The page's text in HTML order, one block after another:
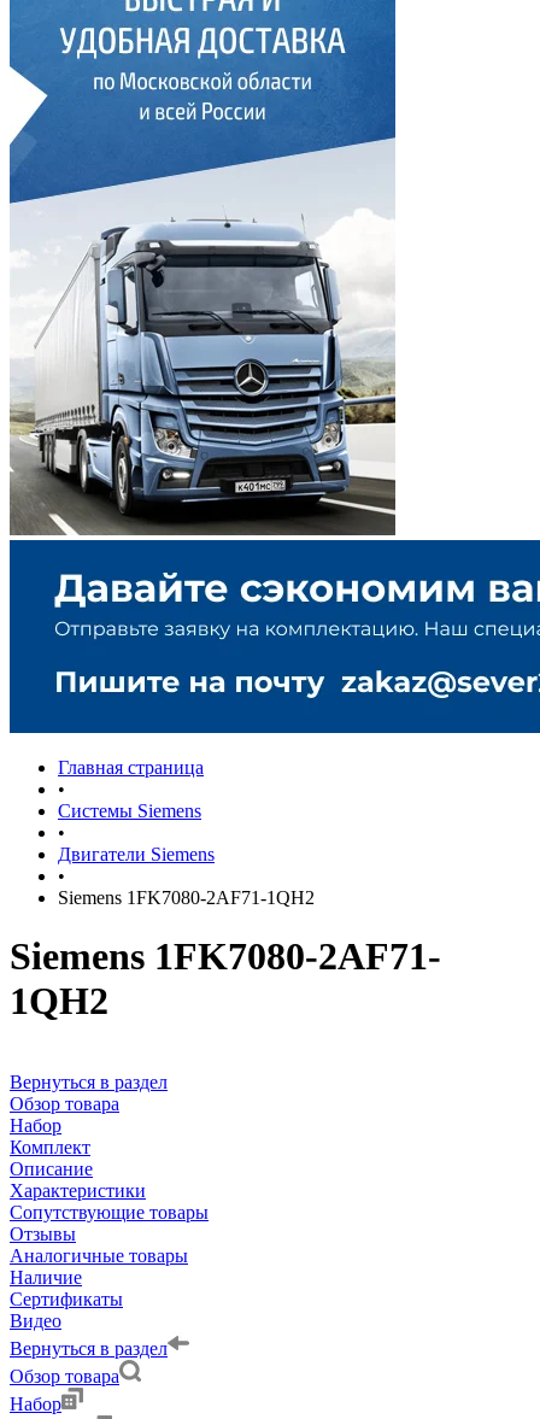
Главная страница
•
Системы Siemens
•
Двигатели Siemens
•
Siemens 1FK7080-2AF71-1QH2
Siemens 1FK7080-2AF71-
1QH2
Вернуться в раздел
Обзор товара
Набор
Комплект
Описание
Характеристики
Сопутствующие товары
Отзывы
Аналогичные товары
Наличие
Сертификаты
Видео
Вернуться в раздел
Обзор товара
Набор